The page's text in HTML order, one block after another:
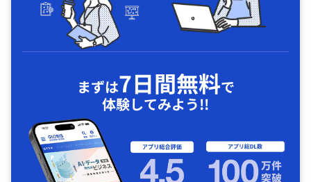
まずは7日間無料で
体験してみよう!!